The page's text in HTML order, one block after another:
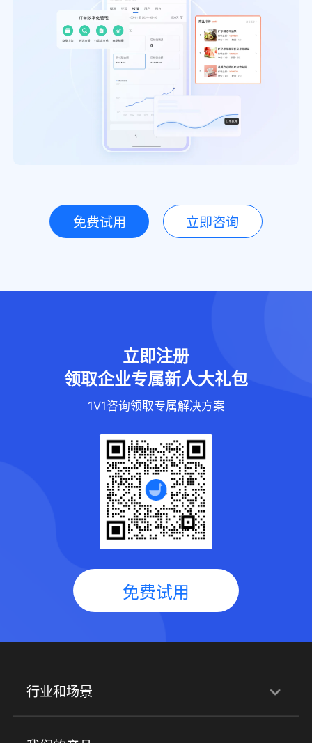
免费试用 立即咨询
立即注册
领取企业专属新人大礼包
1V1咨询领取专属解决方案
免费试用
行业和场景
行业解决方案